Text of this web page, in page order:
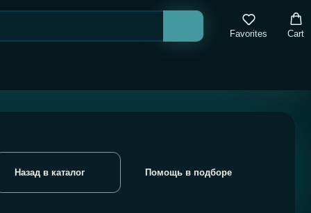
Favorites Cart
Помощь в подборе